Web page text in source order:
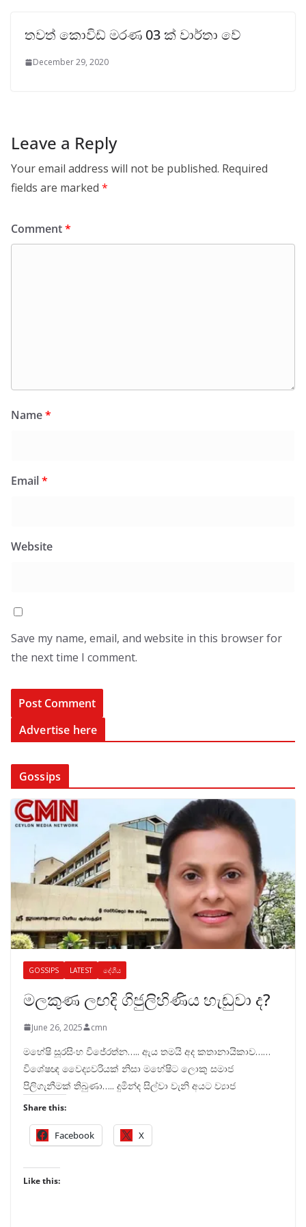
තවත් කොවිඩ් මරණ 03 ක් වාර්තා වේ
December 29, 2020
Leave a Reply
Your email address will not be published. Required
fields are marked *
Comment*
Name*
Email*
Website
Save my name, email, and website in this browser for
the next time I comment.
Advertise here
Gossips
GOSSIPS LATEST දේශීය
මලකුණ ලඟදි ගිජුලිහිණිය හැඬුවා ද?
June 26, 2025 cmn
මහේෂි සූරසිංහ විජේරත්න….. ඇය තමයි අද කතානායිකාව……
විශේෂඥ වෛද්‍යවරියක් නිසා මහේෂිට ලොකු සමාජ
පිලිගැනීමක් තිබුණා….. දුමින්ද සිල්වා වැනි අයට ව්‍යාජ
Share this:
Facebook X
Like this: